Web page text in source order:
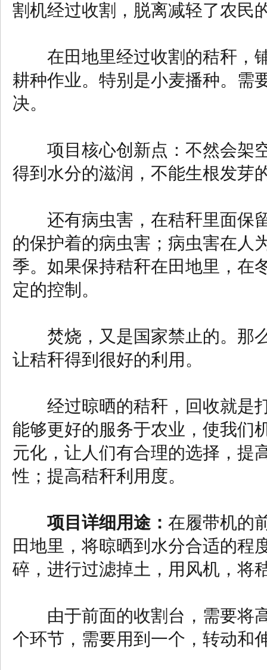
割机经过收割，脱离减轻了农民
在田地里经过收割的秸秆，
耕种作业。特别是小麦播种。需
决。
项目核心创新点：不然会架
得到水分的滋润，不能生根发芽
还有病虫害，在秸秆里面保
的保护着的病虫害；病虫害在人
季。如果保持秸秆在田地里，在
定的控制。
焚烧，又是国家禁止的。那
让秸秆得到很好的利用。
经过晾晒的秸秆，回收就是
能够更好的服务于农业，使我们
元化，让人们有合理的选择，提
性；提高秸秆利用度。
项目详细用途： 在履带机的
田地里，将晾晒到水分合适的程
碎，进行过滤掉土，用风机，将
由于前面的收割台，需要将
个环节，需要用到一个，转动和